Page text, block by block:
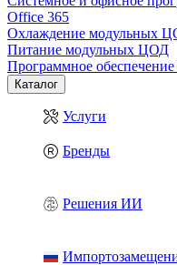
Office 365
Охлаждение модульных
Питание модульных ЦОД
Программное
Каталог
Услуги
Бренды
Решения ИИ